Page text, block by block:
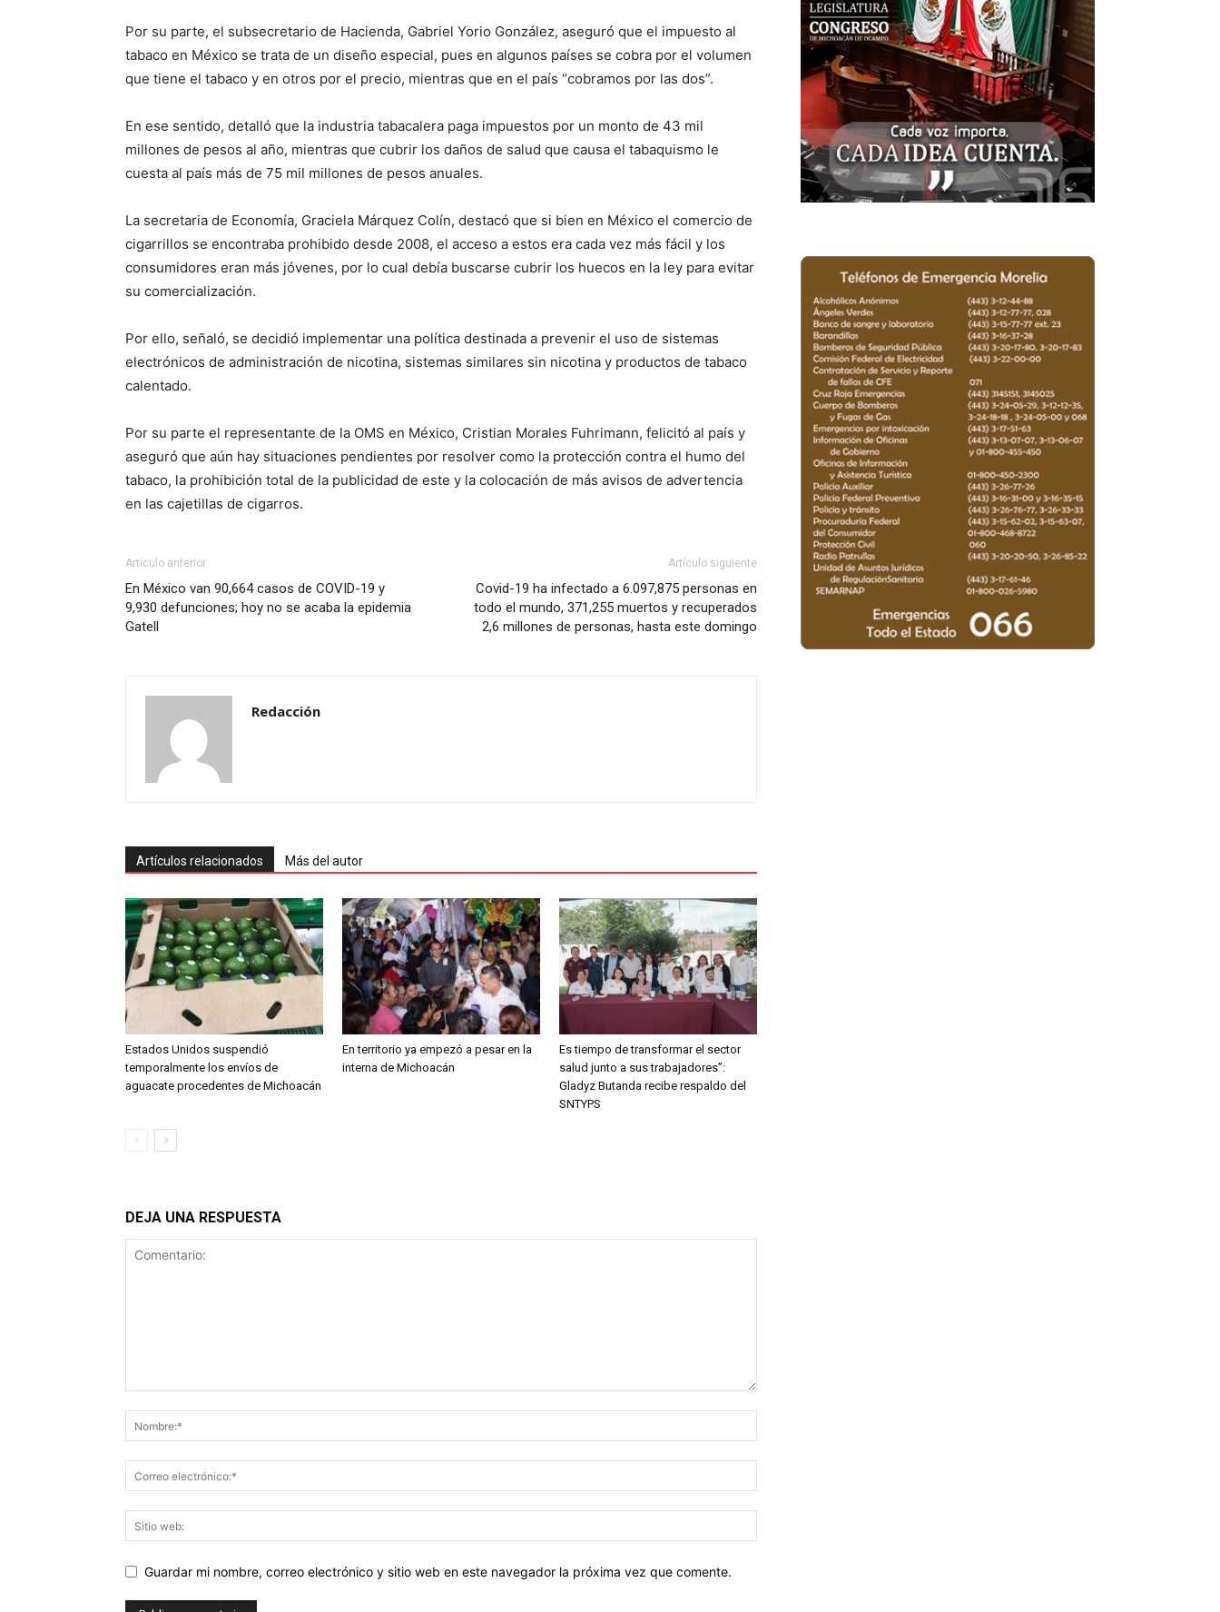
Por su parte, el subsecretario de Hacienda, Gabriel Yorio González, aseguró que el impuesto al
tabaco en México se trata de un diseño especial, pues en algunos países se cobra por el volumen
que tiene el tabaco y en otros por el precio, mientras que en el país “cobramos por las dos”.
En ese sentido, detalló que la industria tabacalera paga impuestos por un monto de 43 mil
millones de pesos al año, mientras que cubrir los daños de salud que causa el tabaquismo le
cuesta al país más de 75 mil millones de pesos anuales.
La secretaria de Economía, Graciela Márquez Colín, destacó que si bien en México el comercio de
cigarrillos se encontraba prohibido desde 2008, el acceso a estos era cada vez más fácil y los
consumidores eran más jóvenes, por lo cual debía buscarse cubrir los huecos en la ley para evitar
su comercialización.
Por ello, señaló, se decidió implementar una política destinada a prevenir el uso de sistemas
electrónicos de administración de nicotina, sistemas similares sin nicotina y productos de tabaco
calentado.
Por su parte el representante de la OMS en México, Cristian Morales Fuhrimann, felicitó al país y
aseguró que aún hay situaciones pendientes por resolver como la protección contra el humo del
tabaco, la prohibición total de la publicidad de este y la colocación de más avisos de advertencia
en las cajetillas de cigarros.
Artículo anterior
En México van 90,664 casos de COVID-19 y
9,930 defunciones; hoy no se acaba la epidemia
Gatell
Artículo siguiente
Covid-19 ha infectado a 6.097,875 personas en
todo el mundo, 371,255 muertos y recuperados
2,6 millones de personas, hasta este domingo
Redacción
Artículos relacionados Más del autor
Estados Unidos suspendió
temporalmente los envíos de
aguacate procedentes de Michoacán
En territorio ya empezó a pesar en la
interna de Michoacán
Es tiempo de transformar el sector
salud junto a sus trabajadores”:
Gladyz Butanda recibe respaldo del
SNTYPS
DEJA UNA RESPUESTA
Guardar mi nombre, correo electrónico y sitio web en este navegador la próxima vez que comente.